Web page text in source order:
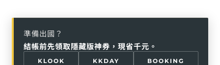
準備出國？
結帳前先領取隱藏版神券，現省千元。
KLOOK KKDAY BOOKING